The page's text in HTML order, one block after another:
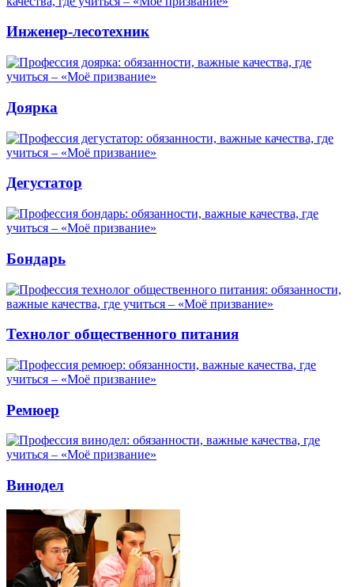
Инженер-лесотехник
Доярка
Дегустатор
Бондарь
Технолог общественного питания
Ремюер
Винодел